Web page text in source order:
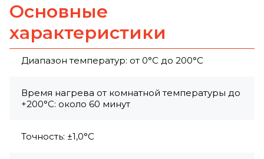
Основные
характеристики
Диапазон температур: от 0°C до 200°C
Время нагрева от комнатной температуры до
+200°C: около 60 минут
Точность: ±1,0°C